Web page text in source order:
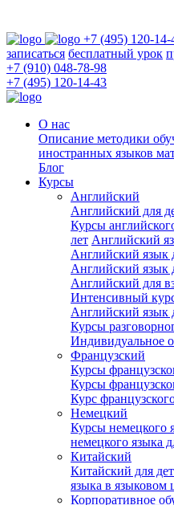
+7 (495) 120-14-
записаться бесплатный урок
+7 (910) 048-78-98
+7 (495) 120-14-43
О нас
Описание методики
иностранных языков
Блог
Курсы
Английский
Английский для
Курсы
лет Английский
Английский язык
Английский язык
Английский для
Интенсивный
Английский язык
Курсы
Индивидуальное
Французский
Курсы
Курсы
Курс
Немецкий
Курсы немецкого
немецкого языка
Китайский
Китайский для
языка в языковом
Корпоративное